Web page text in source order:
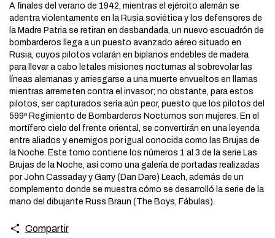
A finales del verano de 1942, mientras el ejército alemán se
adentra violentamente en la Rusia soviética y los defensores de
la Madre Patria se retiran en desbandada, un nuevo escuadrón de
bombarderos llega a un puesto avanzado aéreo situado en
Rusia, cuyos pilotos volarán en biplanos endebles de madera
para llevar a cabo letales misiones nocturnas al sobrevolar las
líneas alemanas y arriesgarse a una muerte envueltos en llamas
mientras arremeten contra el invasor; no obstante, para estos
pilotos, ser capturados sería aún peor, puesto que los pilotos del
599º Regimiento de Bombarderos Nocturnos son mujeres. En el
mortífero cielo del frente oriental, se convertirán en una leyenda
entre aliados y enemigos por igual conocida como las Brujas de
la Noche. Este tomo contiene los números 1 al 3 de la serie Las
Brujas de la Noche, así como una galería de portadas realizadas
por John Cassaday y Garry (Dan Dare) Leach, además de un
complemento donde se muestra cómo se desarrolló la serie de la
mano del dibujante Russ Braun (The Boys, Fábulas).
Compartir